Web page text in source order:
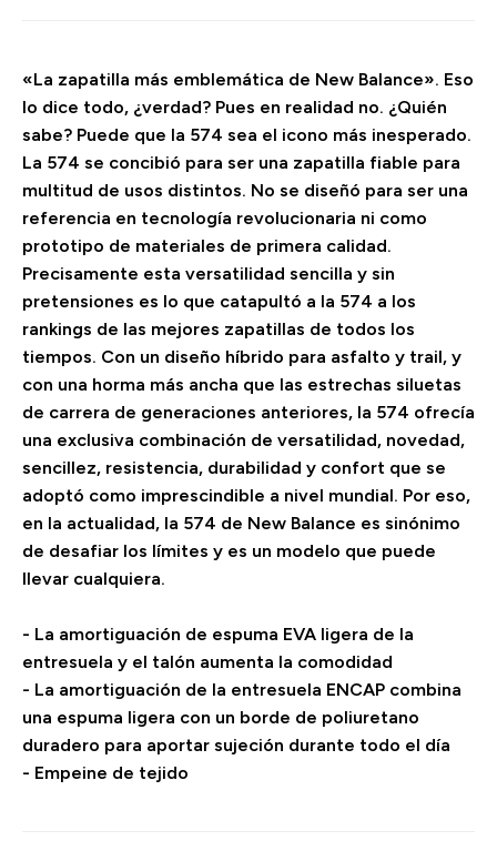
«La zapatilla más emblemática de New Balance». Eso
lo dice todo, ¿verdad? Pues en realidad no. ¿Quién
sabe? Puede que la 574 sea el icono más inesperado.
La 574 se concibió para ser una zapatilla fiable para
multitud de usos distintos. No se diseñó para ser una
referencia en tecnología revolucionaria ni como
prototipo de materiales de primera calidad.
Precisamente esta versatilidad sencilla y sin
pretensiones es lo que catapultó a la 574 a los
rankings de las mejores zapatillas de todos los
tiempos. Con un diseño híbrido para asfalto y trail, y
con una horma más ancha que las estrechas siluetas
de carrera de generaciones anteriores, la 574 ofrecía
una exclusiva combinación de versatilidad, novedad,
sencillez, resistencia, durabilidad y confort que se
adoptó como imprescindible a nivel mundial. Por eso,
en la actualidad, la 574 de New Balance es sinónimo
de desafiar los límites y es un modelo que puede
llevar cualquiera.
- La amortiguación de espuma EVA ligera de la
entresuela y el talón aumenta la comodidad
- La amortiguación de la entresuela ENCAP combina
una espuma ligera con un borde de poliuretano
duradero para aportar sujeción durante todo el día
- Empeine de tejido